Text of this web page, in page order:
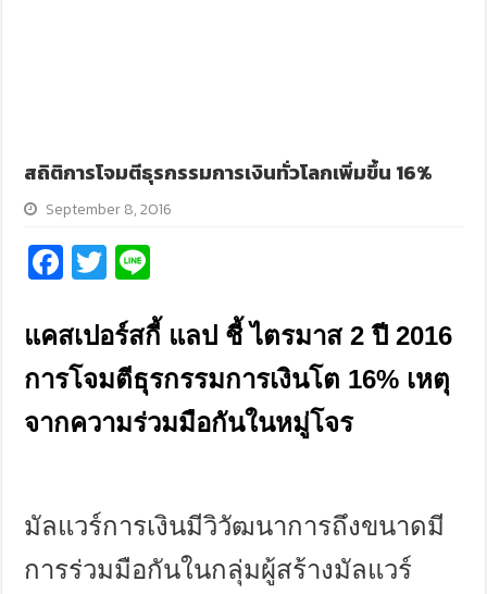
สถิติการโจมตีธุรกรรมการเงินทั่วโลกเพิ่มขึ้น 16%
September 8, 2016
Fa
ce
b
o
o
k
T
wi
tt
er
e
แคสเปอร์สกี้ แลป ชี้ ไตรมาส2ปี2016
การโจมตีธุรกรรมการเงินโต 16% เหตุ
จากความร่วมมือกันในหมู่โจร
มัลแวร์การเงินมีวิวัฒนาการถึงขนาดมี
การร่วมมือกันในกลุ่มผู้สร้างมัลแวร์